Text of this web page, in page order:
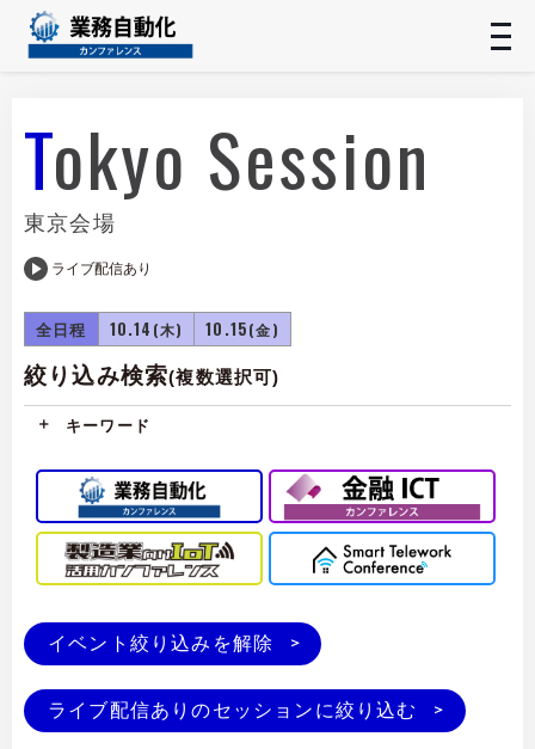
Tokyo Session
東京会場
全日程 10.14 (木) 10.15(金)
ライブ配信あり
絞り込み検索(複数選択可)
キーワード
イベント絞り込みを解除
ライブ配信ありのセッションに絞り込む